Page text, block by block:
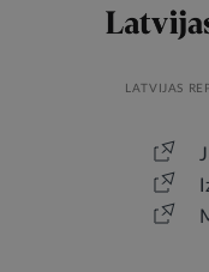
LATVIJAS